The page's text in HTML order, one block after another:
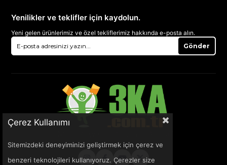
Yenilikler ve teklifler için kaydolun.
Yeni gelen ürünlerimiz ve özel tekliflerimiz hakkında e-posta alın.
Gönder
Çerez Kullanımı
Sitemizdeki deneyiminizi geliştirmek için çerez ve
benzeri teknolojileri kullanıyoruz. Çerezler size